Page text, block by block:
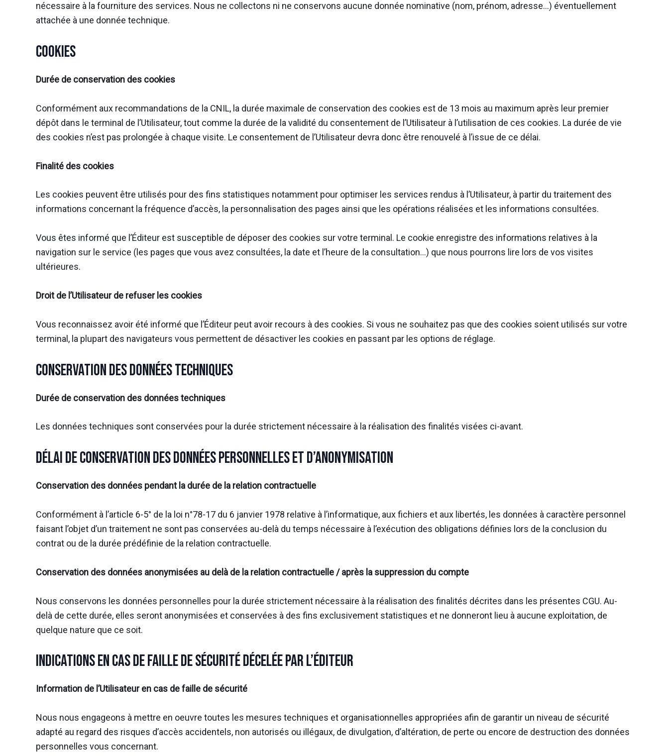
nécessaire à la fourniture des services. Nous ne collectons ni ne conservons aucune donnée nominative (nom, prénom, adresse…) éventuellement
attachée à une donnée technique.
Cookies
Durée de conservation des cookies
Conformément aux recommandations de la CNIL, la durée maximale de conservation des cookies est de 13 mois au maximum après leur premier
dépôt dans le terminal de l’Utilisateur, tout comme la durée de la validité du consentement de l’Utilisateur à l’utilisation de ces cookies. La durée de vie
des cookies n’est pas prolongée à chaque visite. Le consentement de l’Utilisateur devra donc être renouvelé à l’issue de ce délai.
Finalité des cookies
Les cookies peuvent être utilisés pour des fins statistiques notamment pour optimiser les services rendus à l’Utilisateur, à partir du traitement des
informations concernant la fréquence d’accès, la personnalisation des pages ainsi que les opérations réalisées et les informations consultées.
Vous êtes informé que l’Éditeur est susceptible de déposer des cookies sur votre terminal. Le cookie enregistre des informations relatives à la
navigation sur le service (les pages que vous avez consultées, la date et l’heure de la consultation…) que nous pourrons lire lors de vos visites
ultérieures.
Droit de l’Utilisateur de refuser les cookies
Vous reconnaissez avoir été informé que l’Éditeur peut avoir recours à des cookies. Si vous ne souhaitez pas que des cookies soient utilisés sur votre
terminal, la plupart des navigateurs vous permettent de désactiver les cookies en passant par les options de réglage.
Conservation des données techniques
Durée de conservation des données techniques
Les données techniques sont conservées pour la durée strictement nécessaire à la réalisation des finalités visées ci-avant.
Délai de conservation des données personnelles et d’anonymisation
Conservation des données pendant la durée de la relation contractuelle
Conformément à l’article 6-5° de la loi n°78-17 du 6 janvier 1978 relative à l’informatique, aux fichiers et aux libertés, les données à caractère personnel
faisant l’objet d’un traitement ne sont pas conservées au-delà du temps nécessaire à l’exécution des obligations définies lors de la conclusion du
contrat ou de la durée prédéfinie de la relation contractuelle.
Conservation des données anonymisées au delà de la relation contractuelle / après la suppression du compte
Nous conservons les données personnelles pour la durée strictement nécessaire à la réalisation des finalités décrites dans les présentes CGU. Au-
delà de cette durée, elles seront anonymisées et conservées à des fins exclusivement statistiques et ne donneront lieu à aucune exploitation, de
quelque nature que ce soit.
Indications en cas de faille de sécurité décelée par l’Éditeur
Information de l’Utilisateur en cas de faille de sécurité
Nous nous engageons à mettre en oeuvre toutes les mesures techniques et organisationnelles appropriées afin de garantir un niveau de sécurité
adapté au regard des risques d’accès accidentels, non autorisés ou illégaux, de divulgation, d’altération, de perte ou encore de destruction des données
personnelles vous concernant.